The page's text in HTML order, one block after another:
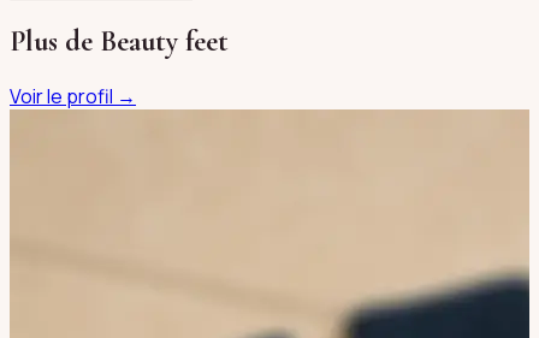
Plus de Beauty feet
Voir le profil →